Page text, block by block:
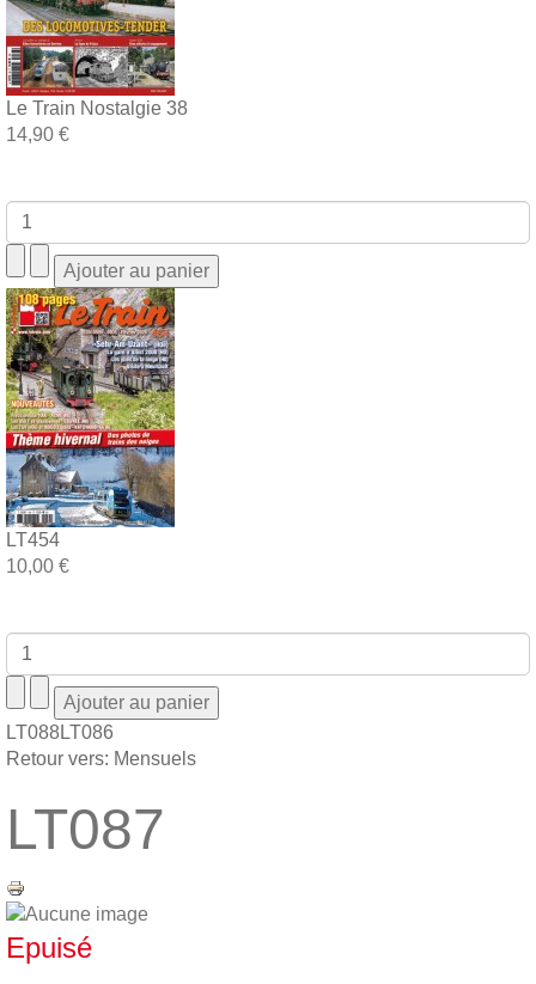
Le Train Nostalgie 38
14,90 €
LT454
10,00 €
LT088LT086
Retour vers: Mensuels
LT087
Epuisé